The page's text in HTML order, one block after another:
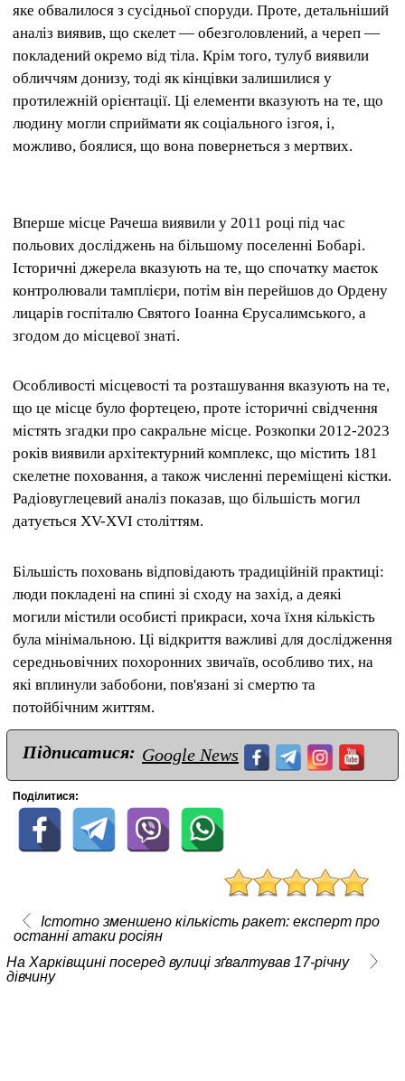
яке обвалилося з сусідньої споруди. Проте, детальніший
аналіз виявив, що скелет — обезголовлений, а череп —
покладений окремо від тіла. Крім того, тулуб виявили
обличчям донизу, тоді як кінцівки залишилися у
протилежній орієнтації. Ці елементи вказують на те, що
людину могли сприймати як соціального ізгоя, і,
можливо, боялися, що вона повернеться з мертвих.
Вперше місце Рачеша виявили у 2011 році під час
польових досліджень на більшому поселенні Бобарі.
Історичні джерела вказують на те, що спочатку маєток
контролювали тамплієри, потім він перейшов до Ордену
лицарів госпіталю Святого Іоанна Єрусалимського, а
згодом до місцевої знаті.
Особливості місцевості та розташування вказують на те,
що це місце було фортецею, проте історичні свідчення
містять згадки про сакральне місце. Розкопки 2012-2023
років виявили архітектурний комплекс, що містить 181
скелетне поховання, а також численні переміщені кістки.
Радіовуглецевий аналіз показав, що більшість могил
датується XV-XVI століттям.
Більшість поховань відповідають традиційній практиці:
люди покладені на спині зі сходу на захід, а деякі
могили містили особисті прикраси, хоча їхня кількість
була мінімальною. Ці відкриття важливі для дослідження
середньовічних похоронних звичаїв, особливо тих, на
які вплинули забобони, пов'язані зі смертю та
потойбічним життям.
Підписатися: Google News
Поділитися:
Істотно зменшено кількість ракет: експерт про
останні атаки росіян
На Харківщині посеред вулиці зґвалтував 17-річну
дівчину